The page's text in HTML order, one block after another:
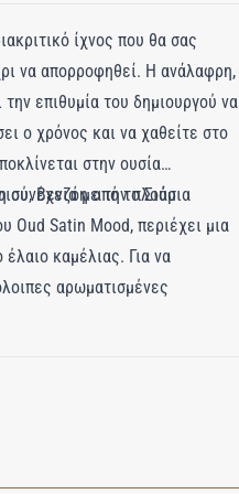
ίχνος που θα σας
να απορροφηθεί. Η ανάλαφρη,
επιθυμία του δημιουργού να
ο χρόνος και να χαθείτε στο
στην ουσία
συνέχεια με την πλούσια
Oud Satin Mood, περιέχει μια
καμέλιας. Για να
αρωματισμένες
Σώματος, Mist Μαλλιών και
Βενζόη από το Σιάμ